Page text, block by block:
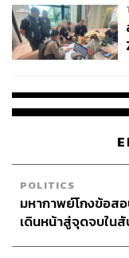
POLITICS
มหากาพย์โกงข้อส
เดินหน้าสู่จุดจบใน